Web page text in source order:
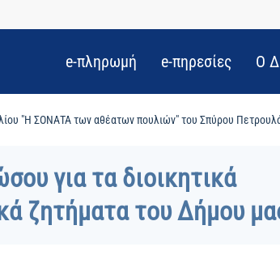
e-πληρωμή e-πηρεσίες Ο
"Η ΣΟΝΑΤΑ των αθέατων πουλιών" του Σπύρου
για τα διοικητικά
ζητήματα του Δήμου